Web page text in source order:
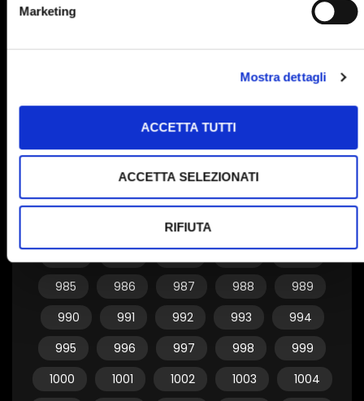
Marketing
Mostra dettagli
ACCETTA TUTTI
ACCETTA SELEZIONATI
RIFIUTA
940
944
953
954
955
956 957 958
959
962 963
970
971 972 973
974
977
985
986 987 988
989
990
991 992 993
994
995
996 997 998
999
1000
1001 1002 1003
1004